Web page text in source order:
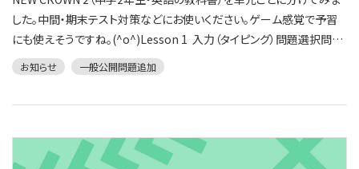
Lesson 9GET前半入力（タイピング）問題選択問題 後半入力（タイピ
ング）問題選択問題 USE 入力（タイピング）問題選択問題Let's Talk
9 入力（タイピング）問題選択問題Let's Read 入力（タイピング）問題
選択問題単語数が多かったので、より細かく分けてみました。それぞれ
した。中間・期末テスト対策などにお使いください。ゲーム感覚で予習
にも使えそうですね。(^o^)Lesson 1 入力（タイピング）問題選択問題
Let's Talk 1 入力（タイピング）問題選択問題Lesson 2GET 入力（タ
イピング）問題選択問題 USE 入力（タイピング）問題選択問題Let's
（タイピング）問題選択問題Let's Talk 3 入力（タイピング）問題選択問
題Lesson 4GET 入力（タイピング）問題選択問題 USE 入力（タイピン
お知らせ 一般公開問題追加